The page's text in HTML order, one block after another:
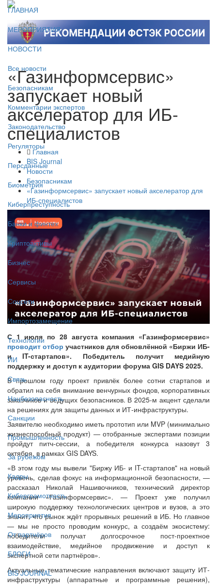
ГЛАВНАЯ
МЕРОПРИЯТИЯ
НОВОСТИ
Все новости
Безопасникам
Комментарии экспертов
Законодательство
Регуляторы
Персданные
Биометрия
Киберпреступность
Банки и финтех
Криптоактивы
Бизнес
Сервисы
Соцсети
Импортозамещение
Технологии
ИИ
Связь
Нацбезопасность
Санкции
Промышленность
За рубежом
Кадры
Киберграмотность
Мероприятия
От партнёров
БЛОГИ
BIS JOURNAL
«Газинформсервис»
запускает новый
акселератор для ИБ-
специалистов
Главная
BIS Journal
Новости
Безопасникам
«Газинформсервис» запускает новый акселератор для
ИБ-специалистов
С 1 июля по 28 августа компания «Газинформсервис»
проводит отбор участников для обновлённой «Биржи ИБ-
и IT-стартапов». Победитель получит медийную
поддержку и доступ к аудитории форума GIS DAYS 2025.
В прошлом году проект привлёк более сотни стартапов и
обратил на себя внимание венчурных фондов, корпоративных
заказчиков и ведущих безопасников. В 2025-м акцент сделали
на решениях для защиты данных и ИТ-инфраструктуры.
Заявителю необходимо иметь прототип или MVP (минимально
жизнеспособный продукт) — отобранные экспертами позиции
пройдут питч-сессии, а победителя конкурса назовут 3
октября, в рамках GIS DAYS.
«В этом году мы вывели "Биржу ИБ- и IT-стартапов" на новый
уровень, сделав фокус на информационной безопасности, —
рассказал Николай Нашивочников, технический директор
компании «Газинформсервис». — Проект уже получил
широкую поддержку технологических центров и вузов, а это
значит, что рынок ждёт прорывных решений в ИБ. Но главное
— мы не просто проводим конкурс, а создаём экосистему:
победители получат долгосрочное пост-проектное
взаимодействие, медийное продвижение и доступ к
экспертной сети партнёров».
Актуальные тематические направления включают защиту ИТ-
инфраструктуры (аппаратные и программные решения),